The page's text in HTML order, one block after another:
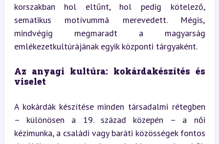
korszakban hol eltűnt, hol pedig kötelező,
sematikus motívummá merevedett. Mégis,
mindvégig megmaradt a magyarság
emlékezetkultúrájának egyik központi tárgyaként.
Az anyagi kultúra: kokárdakészítés és
viselet
A kokárdák készítése minden társadalmi rétegben
– különösen a 19. század közepén – a női
kézimunka, a családi vagy baráti közösségek fontos